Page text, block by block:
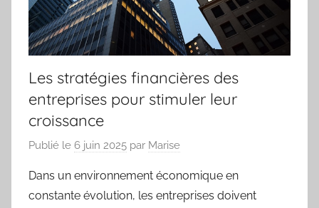
Les stratégies financières des
entreprises pour stimuler leur
croissance
Publié le 6 juin 2025 par Marise
Dans un environnement économique en
constante évolution, les entreprises doivent